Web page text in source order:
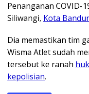
Penanganan COVID-
Siliwangi, Kota
Dia memastikan tim
Wisma Atlet sudah
tersebut ke ranah
kepolisian.